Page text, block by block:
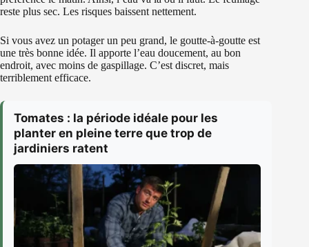
reste plus sec. Les risques baissent nettement.
Si vous avez un potager un peu grand, le goutte-à-goutte est
une très bonne idée. Il apporte l’eau doucement, au bon
endroit, avec moins de gaspillage. C’est discret, mais
terriblement efficace.
Tomates : la période idéale pour les
planter en pleine terre que trop de
jardiniers ratent